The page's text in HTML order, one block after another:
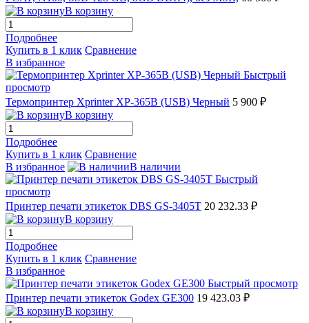
В корзину
Подробнее
Купить в 1 клик Сравнение
В избранное
Быстрый
просмотр
Термопринтер Xprinter XP-365B (USB) Черный 5 900 ₽
В корзину
Подробнее
Купить в 1 клик Сравнение
В избранное
В наличии
Быстрый
просмотр
Принтер печати этикеток DBS GS-3405T 20 232.33 ₽
В корзину
Подробнее
Купить в 1 клик Сравнение
В избранное
Быстрый просмотр
Принтер печати этикеток Godex GE300 19 423.03 ₽
В корзину